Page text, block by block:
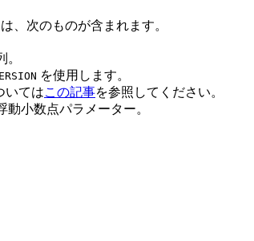
、次のものが含まれます。
を使用します。
いてはこの記事を参照してください。
小数点パラメーター。